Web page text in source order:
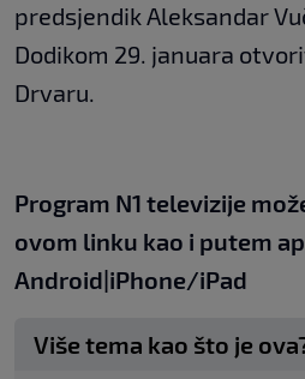
predsjendik Aleksandar
Dodikom 29. januara
Drvaru.
Program N1 televizije
ovom linku kao i putem
Android|iPhone/iPad
Više tema kao što je